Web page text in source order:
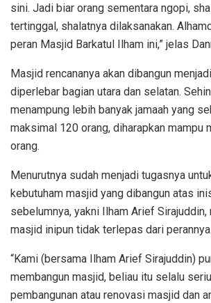
sini. Jadi biar orang sementara ngopi,
tertinggal, shalatnya dilaksanakan.
peran Masjid Barkatul Ilham ini,” jelas
Masjid rencananya akan dibangun
diperlebar bagian utara dan selatan.
menampung lebih banyak jamaah yang
maksimal 120 orang, diharapkan mampu
orang.
Menurutnya sudah menjadi tugasnya
kebutuham masjid yang dibangun atas
sebelumnya, yakni Ilham Arief Sirajuddin,
masjid inipun tidak terlepas dari perannya.
“Kami (bersama Ilham Arief Sirajuddin)
membangun masjid, beliau itu selalu
pembangunan atau renovasi masjid dan